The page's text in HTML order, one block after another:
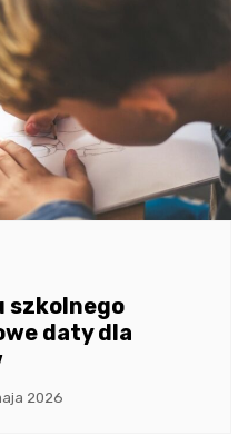
szkolnego
daty dla
2026